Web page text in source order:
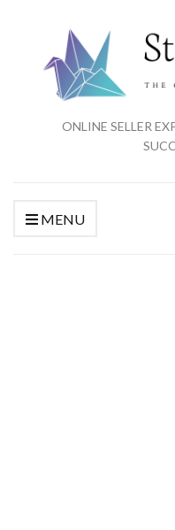
ONLINE SELLER
MENU